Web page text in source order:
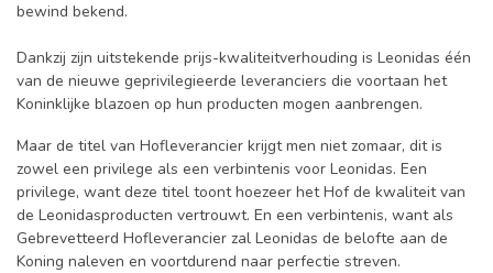
bewind bekend.
Dankzij zijn uitstekende prijs-kwaliteitverhouding is Leonidas één
van de nieuwe geprivilegieerde leveranciers die voortaan het
Koninklijke blazoen op hun producten mogen aanbrengen.
Maar de titel van Hofleverancier krijgt men niet zomaar, dit is
zowel een privilege als een verbintenis voor Leonidas. Een
privilege, want deze titel toont hoezeer het Hof de kwaliteit van
de Leonidasproducten vertrouwt. En een verbintenis, want als
Gebrevetteerd Hofleverancier zal Leonidas de belofte aan de
Koning naleven en voortdurend naar perfectie streven.